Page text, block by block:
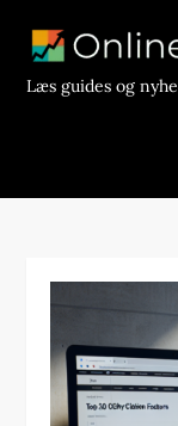
contentLæs guides og